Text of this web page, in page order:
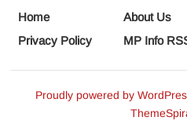
Home About Us
Privacy Policy
MP Info
Proudly powered by